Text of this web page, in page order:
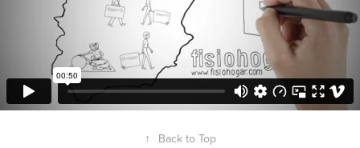
↑ Back to Top